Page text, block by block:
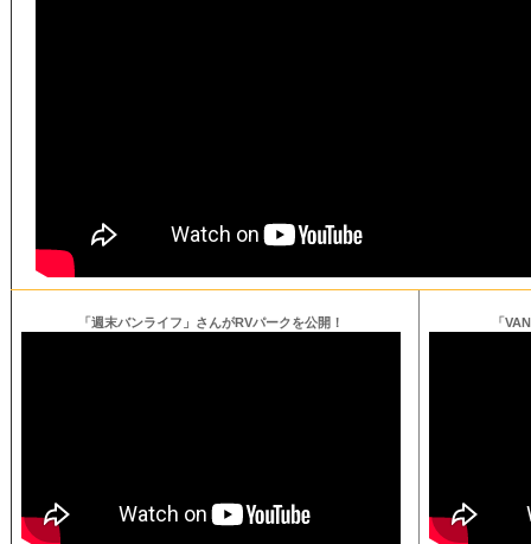
「週末バンライフ」さんがRVパークを公開！ 「